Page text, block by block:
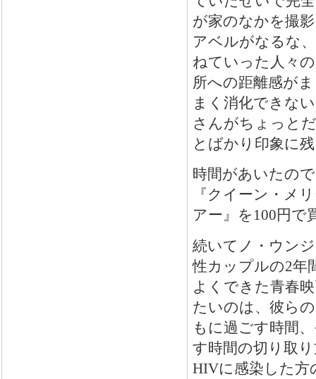
が家のなかを撮
アベルがなるな
ねていった人々
所への距離感が
まく消化できな
さんがちょっと
とばかり印象に
時間があいたの
『クイーン・メ
アー』を100円で
続いてノ・ウン
性カップルの2年
よくできた青春
たいのは、彼ら
もに過ごす時間
す時間の切り取
HIVに感染した方